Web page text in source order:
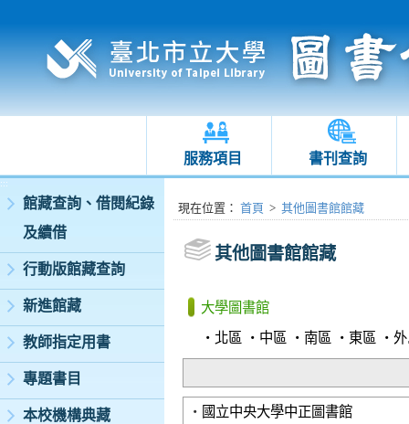
服務項目 書刊查詢
:::
館藏查詢、借閱紀錄
及續借
行動版館藏查詢
新進館藏
教師指定用書
專題書目
本校機構典藏
:::現在位置 ： 首頁 > 其他圖書館館藏
其他圖書館館藏
大學圖書館
‧北區
‧中區 ‧南區 ‧東區 ‧
‧ 國立中央大學中正圖書館